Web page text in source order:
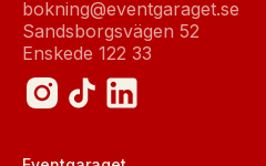
bokning@eventgaraget.se
Sandsborgsvägen 52
Enskede 122 33